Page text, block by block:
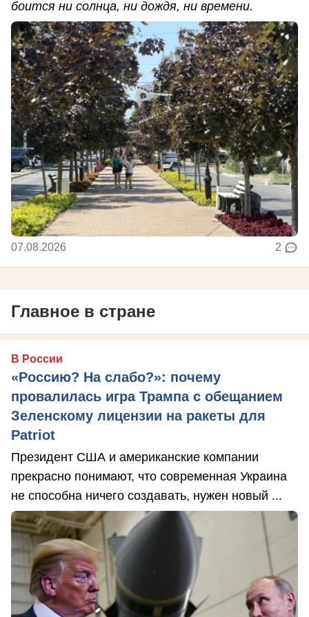
боится ни солнца, ни дождя, ни времени.
07.08.2026 2
Главное в стране
В России
«Россию? На слабо?»: почему
провалилась игра Трампа с обещанием
Зеленскому лицензии на ракеты для
Patriot
Президент США и американские компании
прекрасно понимают, что современная Украина
не способна ничего создавать, нужен новый ...